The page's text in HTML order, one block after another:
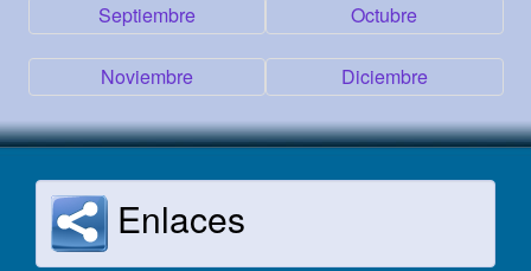
Septiembre Octubre
Noviembre Diciembre
Enlaces